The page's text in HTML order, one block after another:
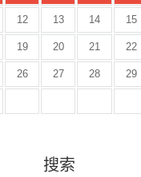
12 13 14 15
19 20 21 22
26 27 28 29
搜索